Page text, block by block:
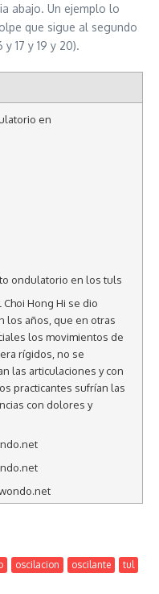
abajo. Un ejemplo lo
que sigue al segundo
17 y 19 y 20).
ondulatorio en los tuls
Hong Hi se dio
los años, que en otras
los movimientos de
rígidos, no se
las articulaciones y con
practicantes sufrían las
con dolores y
oscilacion oscilante tul